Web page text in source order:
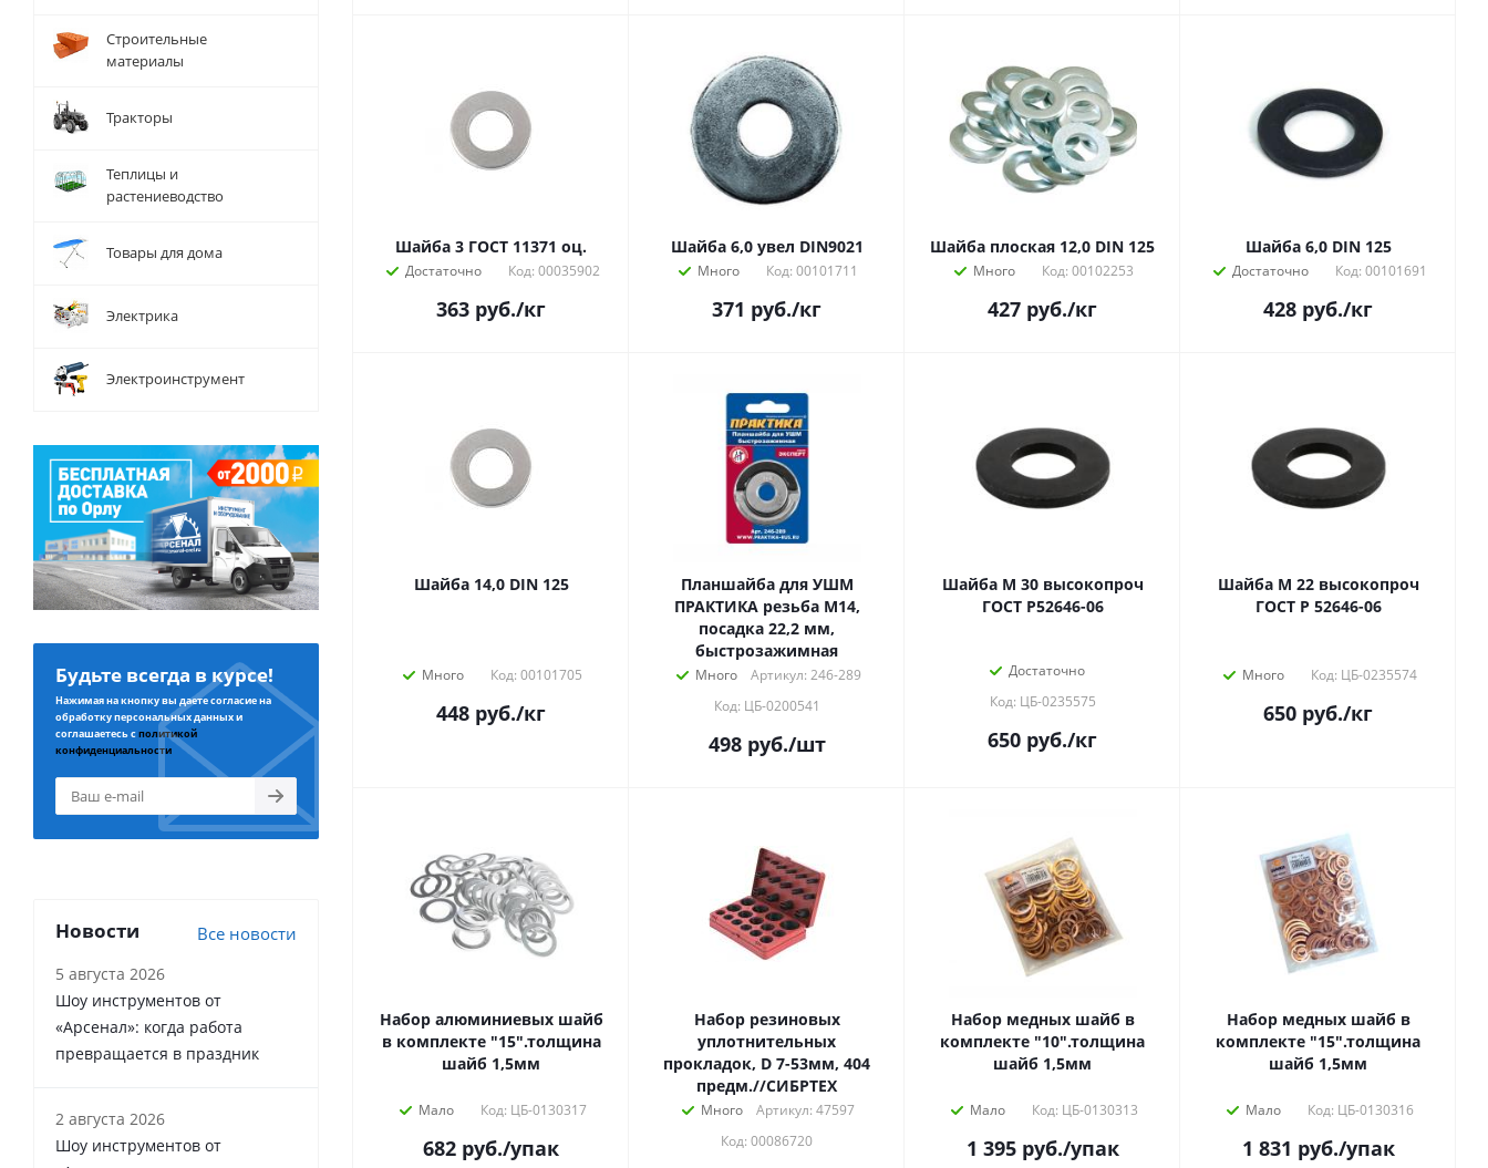
Шайба 3 ГОСТ 11371 оц.
Достаточно Код: 00035902
363 руб./кг
Шайба 6,0 увел DIN9021
Много Код: 00101711
371 руб./кг
Шайба плоская 12,0 DIN 125
Много Код: 00102253
427 руб./кг
Шайба 6,0 DIN 125
Достаточно Код: 00101691
428 руб./кг
Шайба 14,0 DIN 125
Много Код: 00101705
448 руб./кг
Планшайба для УШМ
ПРАКТИКА резьба М14,
посадка 22,2 мм,
быстрозажимная
Много
Артикул: 246-289
Код: ЦБ-0200541
498руб./шт
Шайба М 30 высокопроч
ГОСТ Р52646-06
Достаточно
Код: ЦБ-0235575
650 руб./кг
Шайба М 22 высокопроч
ГОСТ Р 52646-06
Много Код: ЦБ-0235574
650 руб./кг
Набор алюминиевых шайб
в комплекте "15".толщина
шайб 1,5мм
Мало Код: ЦБ-0130317
682 руб./упак
Набор резиновых
уплотнительных
прокладок, D 7-53мм, 404
предм.//СИБРТЕХ
Много
Артикул: 47597
Код: 00086720
Набор медных шайб в
комплекте "10".толщина
шайб 1,5мм
Мало Код: ЦБ-0130313
1 395руб./упак
Набор медных шайб в
комплекте "15".толщина
шайб 1,5мм
Мало Код: ЦБ-0130316
1 831 руб./упак
Строительные
материалы
Тракторы
Теплицы и
растениеводство
Товары для дома
Электрика
Электроинструмент
Будьте всегда в курсе!
Нажимая на кнопку вы даете согласие на
обработку персональных данных и
соглашаетесь сполитикой
конфиденциальности
Новости Все новости
5 августа 2026
Шоу инструментов от
«Арсенал»: когда работа
превращается в праздник
2 августа 2026
Шоу инструментов от